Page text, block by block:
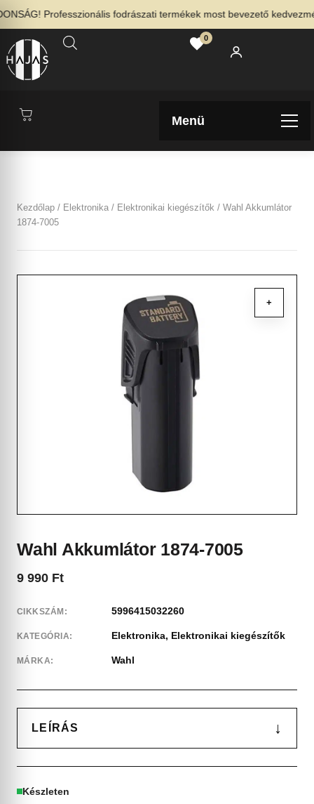
Professzionális fodrászati termékek most bevezető
0
Menü
Kezdőlap / Elektronika / Elektronikai kiegészítők / Wahl Akkumlátor
1874-7005
+
Wahl Akkumlátor 1874-7005
9 990 Ft
CIKKSZÁM: 5996415032260
KATEGÓRIA: Elektronika, Elektronikai kiegészítők
MÁRKA: Wahl
LEÍRÁS ↓
Készleten